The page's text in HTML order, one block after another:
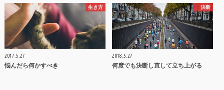
生き方
2017.5.27
悩んだら何かすべき
決断
2018.5.27
何度でも決断し直して立ち上がる